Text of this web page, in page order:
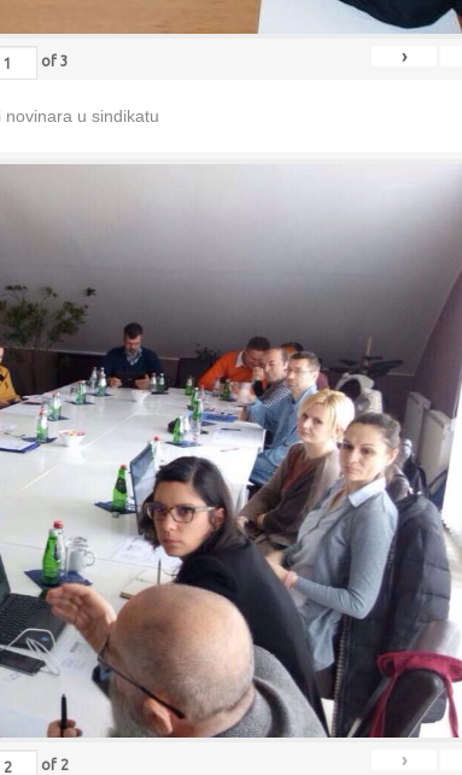
of 3 ›
u sindikatu
of 2 ›